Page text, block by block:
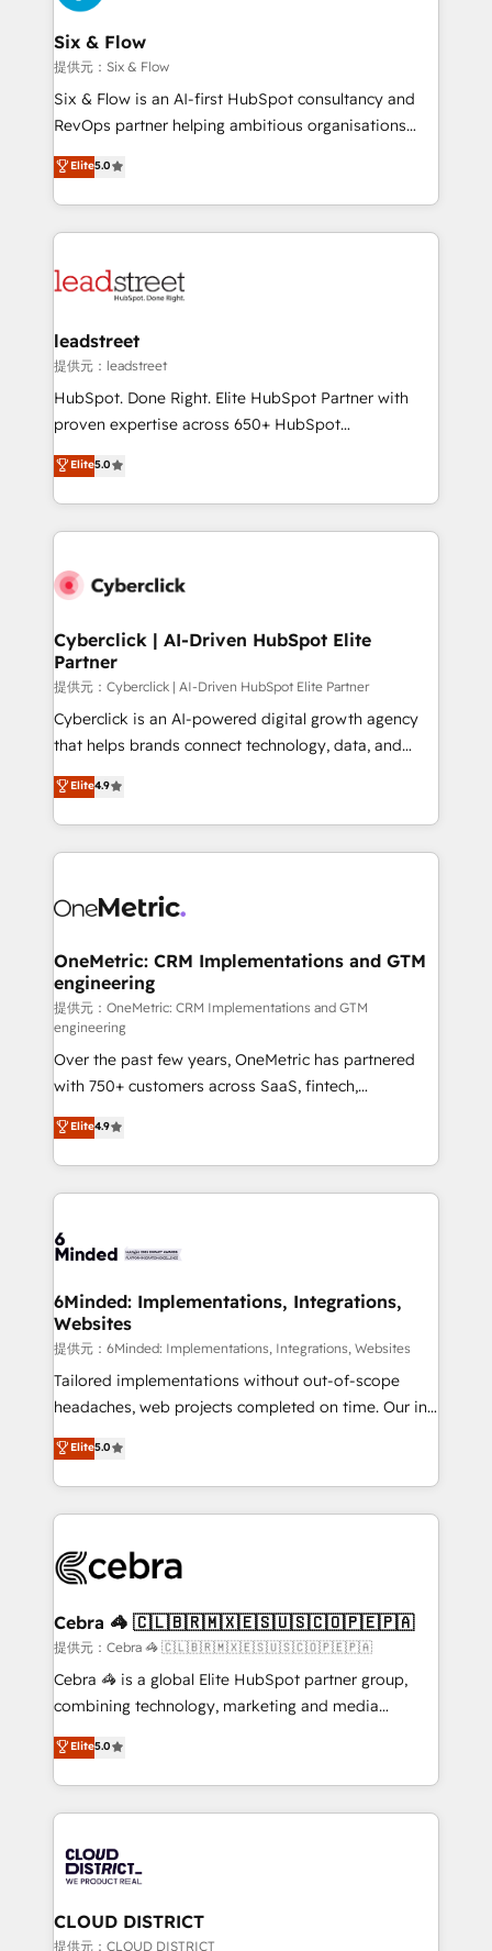
Certified
Reviews and 4.9/5 rating in Clutch Reviews. Digifianz
helps the following industries: logistics & 3PL, home
improvement & construction, branding and
commercialization, real estate, health, education,
SaaS, Software Dev & IT and consulting, make the
the United States, EU, UAE, Mexico and Latin
America. From casual user to super fan: make
Six & Flow
提供元：Six & Flow
Six & Flow is an AI-first HubSpot consultancy and
RevOps partner helping ambitious organisations
grow with clarity, confidence, and intelligence.
Operating across the UK, Netherlands, Ireland, and
Canada, we’ve delivered thousands of successful
HubSpot projects for mid-market and enterprise
combine HubSpot, data, and AI to design connected
and technology for predictable, scalable revenue
growth. Our expertise spans RevOps, CRM and data
architecture, AI enablement, and strategic marketing,
delivered through our proprietary FLAIR framework
Partner and ISO 27001:2022 certified consultancy,
we blend strategy, creativity, and technology to help
Elite5.0
leadstreet
提供元：leadstreet
HubSpot. Done Right. Elite HubSpot Partner with
proven expertise across 650+ HubSpot
implementations. With 12+ years of HubSpot
experience, we help you use the HubSpot platform
to its fullest capacity, improve your current HubSpot
website, or build your new one.
Elite5.0
Cyberclick | AI-Driven HubSpot Elite
Partner
提供元：Cyberclick | AI-Driven HubSpot Elite Partner
Cyberclick is an AI-powered digital growth agency
that helps brands connect technology, data, and
creativity to achieve measurable results. Founded in
Barcelona and operating across Spain, LATAM, and
the UK, we support global companies in building
smarter marketing, sales, and customer success
Iberia (Spain & Portugal), we combine human insight
growth. Our multidisciplinary team designs solutions
that simplify complexity, boost performance, and
turn innovation into real impact. 🌍 Highlights •
HubSpot Partner since 2012 • 2022 EMEA Impact
Award: Best Integration • 150+ successful HubSpot
projects • Clients in 30+ industries • Proprietary
technology for integrations • Multilingual team:
English, Spanish, Portuguese & Italian 👉 Grow
smarter with AI and HubSpot.
Elite4.9
OneMetric: CRM Implementations and GTM
engineering
提供元：OneMetric: CRM Implementations and GTM
engineering
Over the past few years, OneMetric has partnered
with 750+ customers across SaaS, fintech,
healthcare, real estate, and other industries. With
150+ HubSpot-certified experts, we deliver scalable
solutions to complex GTM and RevOps challenges.
Our Expertise 🔹 Onboarding & Implementation:
tailored to your GTM motion. 🔹 Migrations:
from other CRMs to HubSpot without data loss or
downtime. 🔹 RevOps Strategy: Align teams,
processes, and data to drive revenue efficiency. 🔹
Integrations: Connect HubSpot with your tech stack
for better adoption. 🔹 Custom Solutions: Build
SOC 2 Type II and ISO 27001 certified, reinforcing
our commitment to data security and compliance. At
Elite4.9
6Minded: Implementations, Integrations,
Websites
提供元：6Minded: Implementations, Integrations, Websites
Tailored implementations without out-of-scope
headaches, web projects completed on time. Our in-
house team of certified CRM architects, experts,
developers, designers, and marketers handles all
aspects of your HubSpot. ✨ 400+ global clients ✨
100+ seamless migrations from 15+ different CRMs
implementations, and 5,000+ pages ✨ CS: Clients
CS: 245% organic growth & +751% new visitors for a
full-funnel HubSpot project ✨ CS: 415% conversion
boost with a new HubSpot site Recognized leaders:
🏆 HubSpot Platform Migration Impact Award 🏆
Inbound Campaign of the Year 🏆 Gold AVA Digital
Award for Best Website 🌟 Accreditations: CRM
Elite5.0
Cebra 🦓 🇨🇱🇧🇷🇲🇽🇪🇸🇺🇸🇨🇴🇵🇪🇵🇦
提供元：Cebra 🦓 🇨🇱🇧🇷🇲🇽🇪🇸🇺🇸🇨🇴🇵🇪🇵🇦
Cebra 🦓 is a global Elite HubSpot partner group,
combining technology, marketing and media
expertise across Latin America and Southern
Europe, with teams across 7 countries. Born in Chile,
we combine local insight with international reach to
help businesses grow through technology, creativity,
500+ HubSpot implementations, building end-to-
end solutions that integrate CRM, AI automation,
inbound and loop marketing, content, and digital
creativity. Our multicultural team works in Spanish,
Elite5.0
CLOUD DISTRICT
提供元：CLOUD DISTRICT